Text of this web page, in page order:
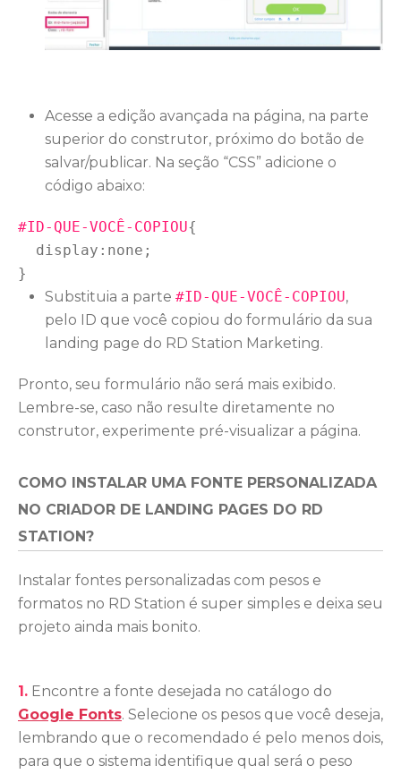
Acesse a edição avançada na página, na parte
superior do construtor, próximo do botão de
salvar/publicar. Na seção “CSS” adicione o
código abaixo:
#ID-QUE-VOCÊ-COPIOU{
display :none;
Substituia a parte #ID-QUE-VOCÊ-COPIOU,
pelo ID que você copiou do formulário da sua
landing page do RD Station Marketing.
Pronto, seu formulário não será mais exibido.
Lembre-se, caso não resulte diretamente no
construtor, experimente pré-visualizar a página.
COMO INSTALAR UMA FONTE PERSONALIZADA
NO CRIADOR DE LANDING PAGES DO RD
STATION?
Instalar fontes personalizadas com pesos e
formatos no RD Station é super simples e deixa seu
projeto ainda mais bonito.
1. Encontre a fonte desejada no catálogo do
Google Fonts. Selecione os pesos que você deseja,
lembrando que o recomendado é pelo menos dois,
para que o sistema identifique qual será o peso